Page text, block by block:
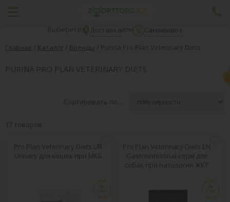
Выберите: Доставкаили
Самовывоз
Главная / Каталог / Бренды / Purina Pro Plan Veterinary Diets
PURINA PRO PLAN VETERINARY DIETS
Сортировать по...
17 товаров
Pro Plan Veterinary Diets UR
Urinary для кошек при МКБ
Pro Plan Veterinary Diets EN
Gastrointestinal корм для
собак при патологии ЖКТ